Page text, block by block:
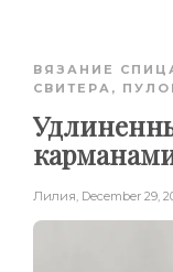
ВЯЗАНИЕ
СВИТЕРА,
Лилия, December 29,